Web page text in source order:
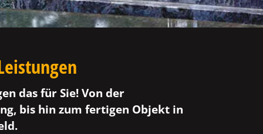
das für Sie! Von der
bis hin zum fertigen Objekt in